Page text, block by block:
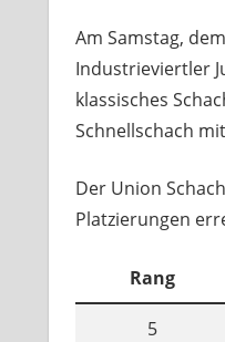
Am Samstag,
Industrieviertler
klassisches
Schnellschach
Der Union
Platzierungen
Rang
5